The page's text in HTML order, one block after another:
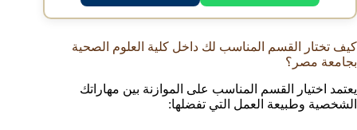
كيف تختار القسم المناسب لك داخل كلية العلوم الصحية
بجامعة مصر؟
يعتمد اختيار القسم المناسب على الموازنة بين مهاراتك
الشخصية وطبيعة العمل التي تفضلها: